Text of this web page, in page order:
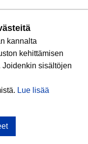
kannalta
kehittämisen
sisältöjen
Lue lisää
ja
ja hyvinvointia
arvoja